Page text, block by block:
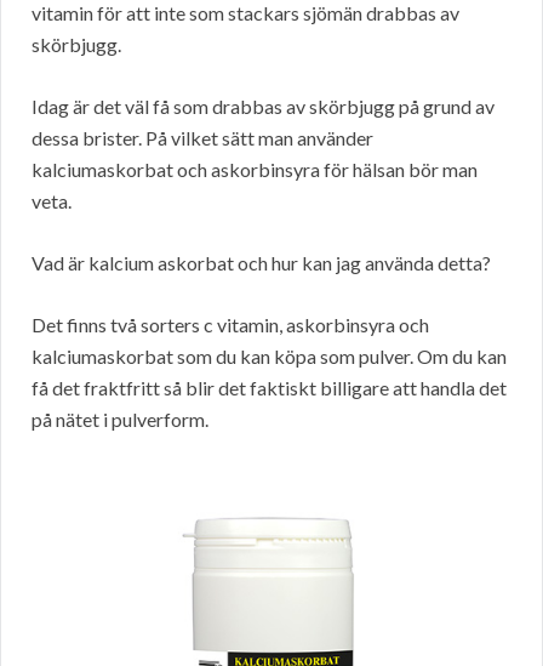
vitamin för att inte som stackars sjömän drabbas av
skörbjugg.
Idag är det väl få som drabbas av skörbjugg på grund av
dessa brister. På vilket sätt man använder
kalciumaskorbat och askorbinsyra för hälsan bör man
veta.
Vad är kalcium askorbat och hur kan jag använda detta?
Det finns två sorters c vitamin, askorbinsyra och
kalciumaskorbat som du kan köpa som pulver. Om du kan
få det fraktfritt så blir det faktiskt billigare att handla det
på nätet i pulverform.